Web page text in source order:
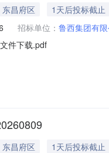
昌府区
1天后投标截止
招标单位： 鲁西集团有
件下载.pdf
昌府区
1天后投标截止